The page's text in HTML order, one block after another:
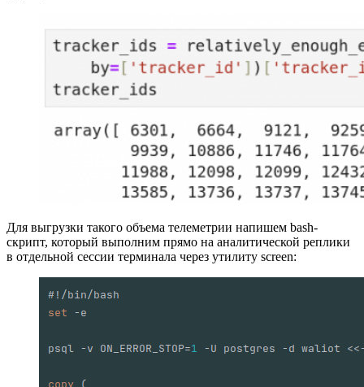
Для выгрузки такого объема телеметрии напишем bash-
скрипт, который выполним прямо на аналитической реплики
в отдельной сессии терминала через утилиту screen: